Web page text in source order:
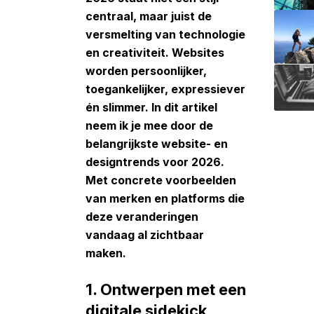
centraal, maar juist de
versmelting van technologie
en creativiteit. Websites
worden persoonlijker,
toegankelijker, expressiever
én slimmer. In dit artikel
neem ik je mee door de
belangrijkste website- en
designtrends voor 2026.
Met concrete voorbeelden
van merken en platforms die
deze veranderingen
vandaag al zichtbaar
maken.
1. Ontwerpen met een
digitale sidekick